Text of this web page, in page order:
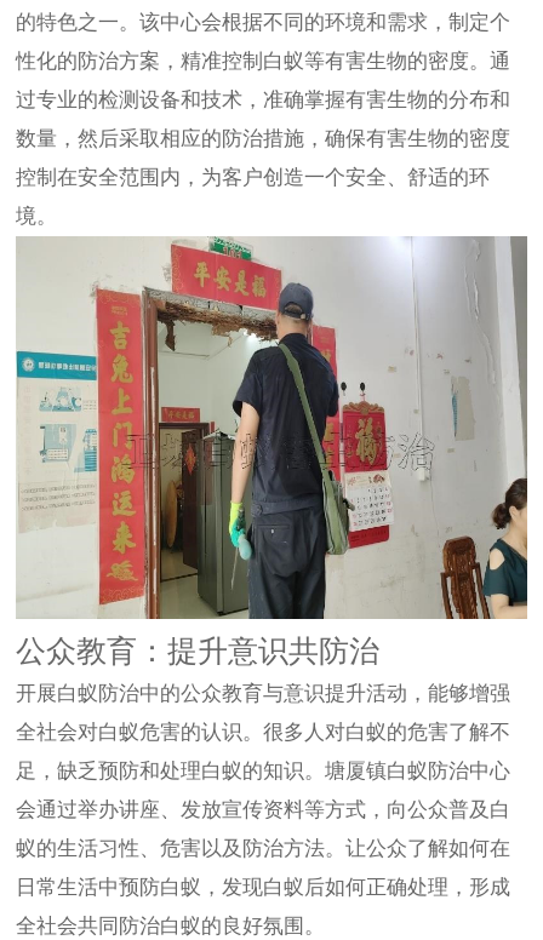
的特色之一。该中心会根据不同的环境和需求，制定个
性化的防治方案，精准控制白蚁等有害生物的密度。通
过专业的检测设备和技术，准确掌握有害生物的分布和
数量，然后采取相应的防治措施，确保有害生物的密度
控制在安全范围内，为客户创造一个安全、舒适的环
境。
公众教育：提升意识共防治
开展白蚁防治中的公众教育与意识提升活动，能够增强
全社会对白蚁危害的认识。很多人对白蚁的危害了解不
足，缺乏预防和处理白蚁的知识。塘厦镇白蚁防治中心
会通过举办讲座、发放宣传资料等方式，向公众普及白
蚁的生活习性、危害以及防治方法。让公众了解如何在
日常生活中预防白蚁，发现白蚁后如何正确处理，形成
全社会共同防治白蚁的良好氛围。